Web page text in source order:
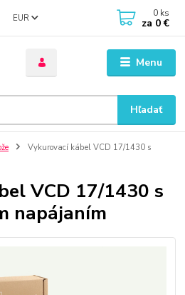
Menu
EUR
Hľadať
0 ks
za 0 €
Vykurovací kábel VCD 17/1430 s
VCD 17/1430 s
napájaním